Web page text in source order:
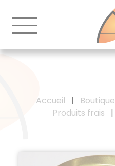
Accueil | Boutique
Produits frais
|